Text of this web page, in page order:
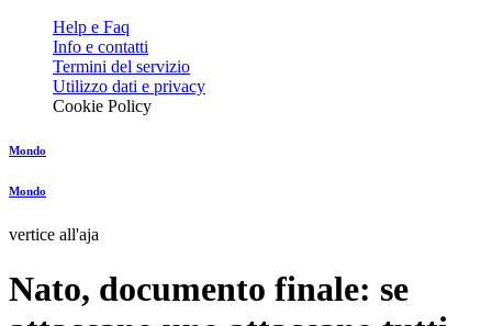
Help e Faq
Info e contatti
Termini del servizio
Utilizzo dati e privacy
Cookie Policy
Mondo
Mondo
vertice all'aja
Nato, documento finale: se